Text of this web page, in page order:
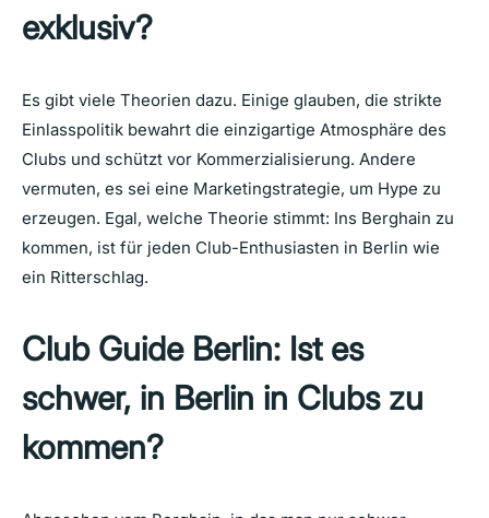
exklusiv?
Es gibt viele Theorien dazu. Einige glauben, die strikte
Einlasspolitik bewahrt die einzigartige Atmosphäre des
Clubs und schützt vor Kommerzialisierung. Andere
vermuten, es sei eine Marketingstrategie, um Hype zu
erzeugen. Egal, welche Theorie stimmt: Ins Berghain zu
kommen, ist für jeden Club-Enthusiasten in Berlin wie
ein Ritterschlag.
Club Guide Berlin: Ist es
schwer, in Berlin in Clubs zu
kommen?